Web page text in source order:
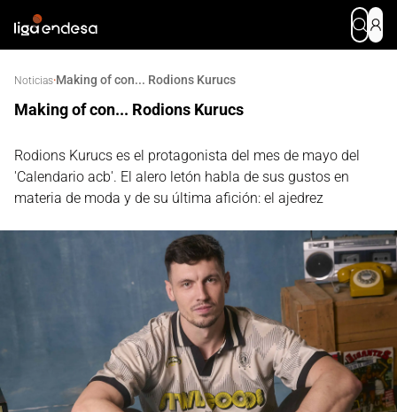
Noticias·Making of con... Rodions Kurucs
Making of con... Rodions Kurucs
Rodions Kurucs es el protagonista del mes de mayo del
'Calendario acb'. El alero letón habla de sus gustos en
materia de moda y de su última afición: el ajedrez